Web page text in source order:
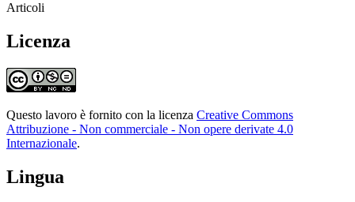
Articoli
Licenza
Questo lavoro è fornito con la licenza Creative Commons
Attribuzione - Non commerciale - Non opere derivate 4.0
Internazionale.
Lingua